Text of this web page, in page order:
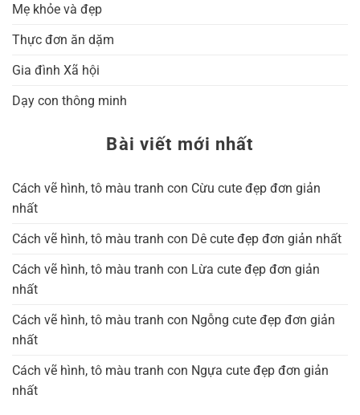
Mẹ khỏe và đẹp
Thực đơn ăn dặm
Gia đình Xã hội
Dạy con thông minh
Bài viết mới nhất
Cách vẽ hình, tô màu tranh con Cừu cute đẹp đơn giản
nhất
Cách vẽ hình, tô màu tranh con Dê cute đẹp đơn giản nhất
Cách vẽ hình, tô màu tranh con Lừa cute đẹp đơn giản
nhất
Cách vẽ hình, tô màu tranh con Ngỗng cute đẹp đơn giản
nhất
Cách vẽ hình, tô màu tranh con Ngựa cute đẹp đơn giản
nhất